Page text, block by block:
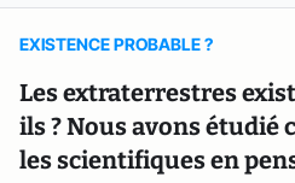
EXISTENCE PROBABLE ?
Les extraterrestres
ils ? Nous avons étudié
les scientifiques en